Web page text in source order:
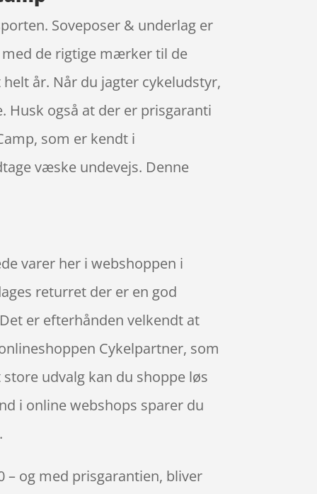
Soveposer & underlag er
de rigtige mærker til de
år. Når du jagter cykeludstyr,
Husk også at der er prisgaranti
som er kendt i
væske undevejs. Denne
varer her i webshoppen i
returret der er en god
er efterhånden velkendt at
Cykelpartner, som
udvalg kan du shoppe løs
i online webshops sparer du
– og med prisgarantien, bliver